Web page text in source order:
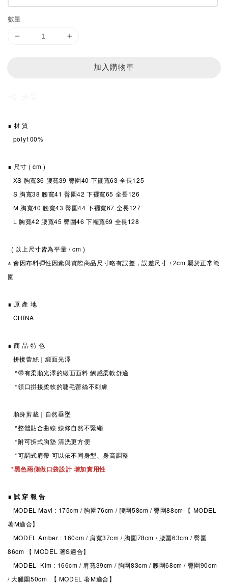
數量
加入購物車
∎ 材 質
poly100%
∎ 尺寸 ( cm )
XS 胸寬36 腰寬39 臀圍40 下襬寬63 全長125
S 胸寬38 腰寬41 臀圍42 下襬寬65 全長126
M 胸寬40 腰寬43 臀圍44 下襬寬67 全長127
L 胸寬42 腰寬45 臀圍46 下襬寬69 全長128
( 以上尺寸皆為平量 / cm )
※ 會因布料彈性因素與實際商品尺寸略有誤差，誤差尺寸 ±2cm 屬於正常範
圍
∎ 原 產 地
CHINA
∎ 商 品 特 色
拼接蕾絲 ｜緞面光澤
*帶有柔順光澤的緞面面料 觸感柔軟舒適
*領口拼接柔軟的睫毛蕾絲不刺膚
順身剪裁 ｜自然垂墜
*整體貼合曲線 線條自然不緊繃
*附可拆式胸墊 清洗更方便
*可調式肩帶 可以依不同身型、身高調整
*黑色兩側做口袋設計 增加實用性
∎ 試 穿 報 告
MODEL Mavi : 175cm / 胸圍76cm / 腰圍58cm / 臀圍88cm 【 MODEL
著M適合】
MODEL Amber : 160cm / 肩寬37cm / 胸圍78cm / 腰圍63cm / 臀圍
86cm 【 MODEL 著S適合】
MODEL Kim : 166cm / 肩寬39cm / 胸圍83cm / 腰圍68cm / 臀圍90cm
/ 大腿圍50cm 【 MODEL 著M適合】